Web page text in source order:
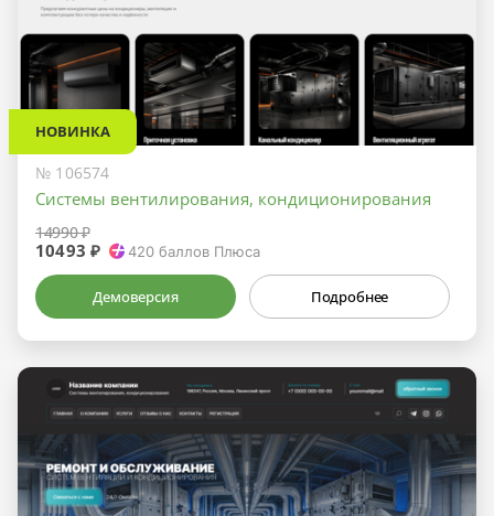
НОВИНКА
№ 106574
Системы вентилирования, кондиционирования
14990 ₽
10493 ₽ 420 баллов Плюса
Демоверсия Подробнее